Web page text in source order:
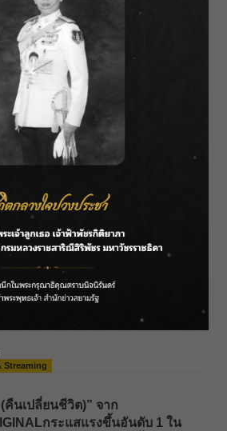
ล งวดวันที่ 16 มิถุนายน 2565
สำรวจอนาคตของโลกธุรกิจ พร้อม
Day 2022 : Fit for Future
บคู่ “ทาฆิ – เฟรนด์”เรียกกระแส
Streaming
คืนเปลี่ยนชีวิต)” จาก
กระแสแรงขึ้นอันดับ 1 ใน